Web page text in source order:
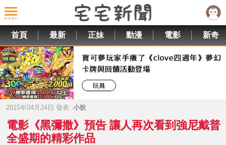
首頁 最新 正妹 動漫 電影 新奇
2015年04月24日 發表 :小狄
電影《黑彌撒》預告 讓人再次看到強尼戴普
全盛期的精彩作品